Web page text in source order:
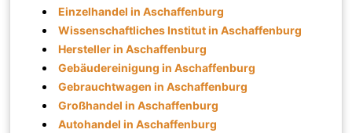
Einzelhandel in Aschaffenburg
Wissenschaftliches Institut in Aschaffenburg
Hersteller in Aschaffenburg
Gebäudereinigung in Aschaffenburg
Gebrauchtwagen in Aschaffenburg
Großhandel in Aschaffenburg
Autohandel in Aschaffenburg